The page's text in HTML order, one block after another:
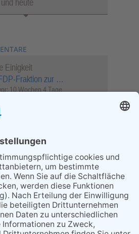
und heute
Einigkeit
Fraktion zur …
10 Wochen 4 Tage
25 Wochen 5 Tage
Wassersportler schlägt hohe
Stillgewässer
1 Jahr 50 Wochen
Rückblick
3 Jahre 18 Wochen
der Straßenbeleuchtung